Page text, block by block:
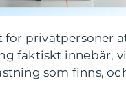
för privatpersoner
faktiskt innebär,
som finns,